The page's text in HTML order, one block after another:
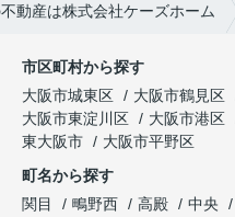
動産は株式会社ケーズホーム
市区町村から探す
大阪市城東区
大阪市鶴見区
大阪市東淀川区
大阪市港区
東大阪市
大阪市平野区
町名から探す
関目
鴫野西 高殿 中央